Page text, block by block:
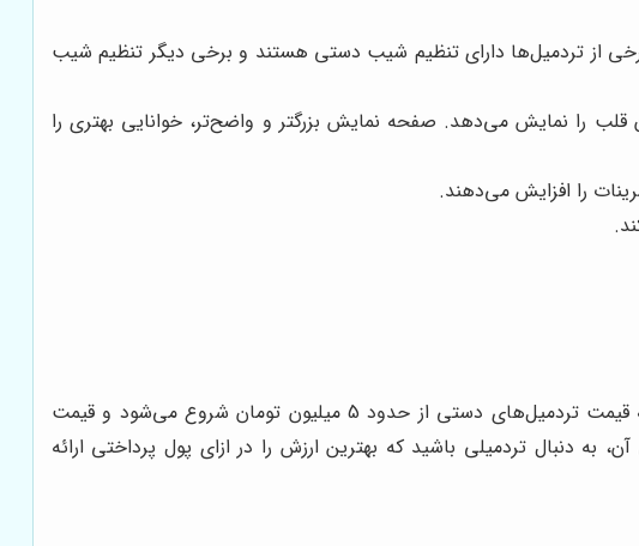
از تردمیل‌ها دارای تنظیم شیب دستی هستند و برخی دیگر تنظیم شیب
را نمایش می‌دهد. صفحه نمایش بزرگتر و واضح‌تر، خوانایی بهتری را
را افزایش می‌دهند.
قیمت تردمیل‌های خانگی، بسته به نوع، برند، ویژگی‌ها و امکانات آن‌ها، متفاوت است. به طور کلی، می‌توان گفت که قیمت تردمیل‌های دستی از حدود 5 میلیون تومان شروع می‌شود و قیمت
و بر اساس آن، به دنبال تردمیلی باشید که بهترین ارزش را در ازای پول پرداختی ارائه